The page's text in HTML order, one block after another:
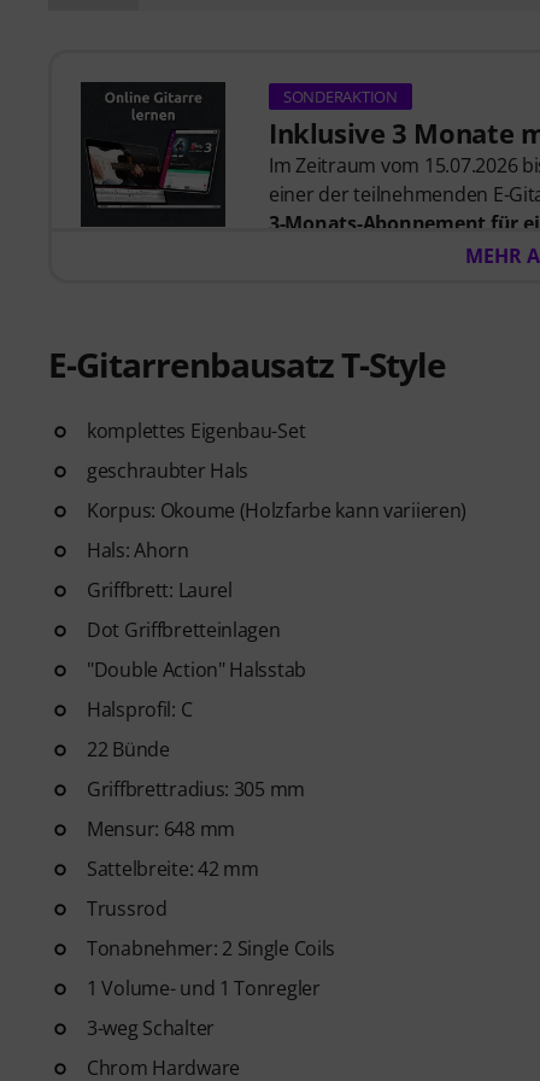
SONDERAKTION
Inklusive 3 Monate
Im Zeitraum vom 15.07.2026
einer der teilnehmenden E-
3-Monats-Abonnement für
. Nach dem Versand
studierten Musiklehrern.
Gitarren Videolektionen für
weitere Features.
MEHR
E-Gitarrenbausatz T-Style
komplettes Eigenbau-Set
geschraubter Hals
Korpus: Okoume (Holzfarbe kann variieren)
Hals: Ahorn
Griffbrett: Laurel
Dot Griffbretteinlagen
"Double Action" Halsstab
Halsprofil: C
22 Bünde
Griffbrettradius: 305 mm
Mensur: 648 mm
Sattelbreite: 42 mm
Trussrod
Tonabnehmer: 2 Single Coils
1 Volume- und 1 Tonregler
3-weg Schalter
Chrom Hardware